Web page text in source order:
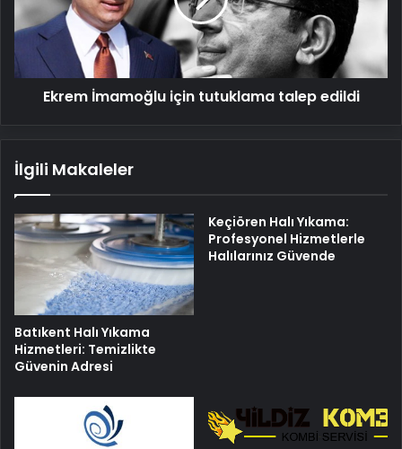
Ekrem İmamoğlu için tutuklama talep edildi
İlgili Makaleler
Batıkent Halı Yıkama
Hizmetleri: Temizlikte
Güvenin Adresi
Keçiören Halı Yıkama:
Profesyonel Hizmetlerle
Halılarınız Güvende